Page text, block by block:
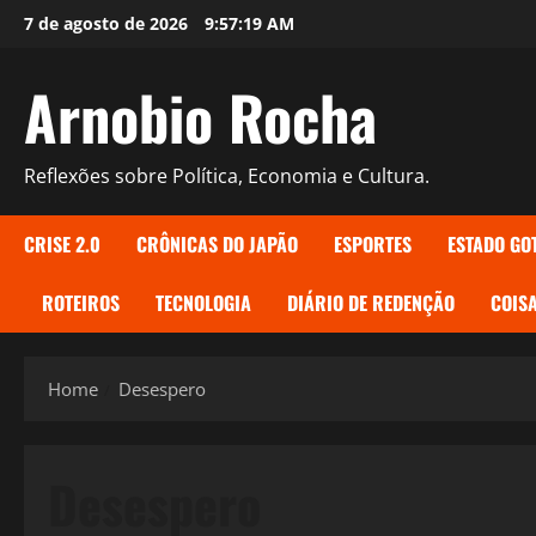
Skip7 de agosto de 2026 9:57:20 AM
Arnobio Rocha
Reflexões sobre Política, Economia e Cultura.
CRISE 2.0 CRÔNICAS DO JAPÃO ESPORTES ESTADO
ROTEIROS TECNOLOGIA DIÁRIO DE REDENÇÃO
Home Desespero